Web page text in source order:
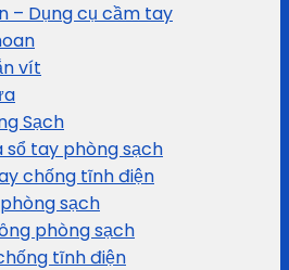
– Dụng cụ cầm tay
vít
Sạch
sổ tay phòng sạch
chống tĩnh điện
sạch
phòng sạch
tĩnh điện